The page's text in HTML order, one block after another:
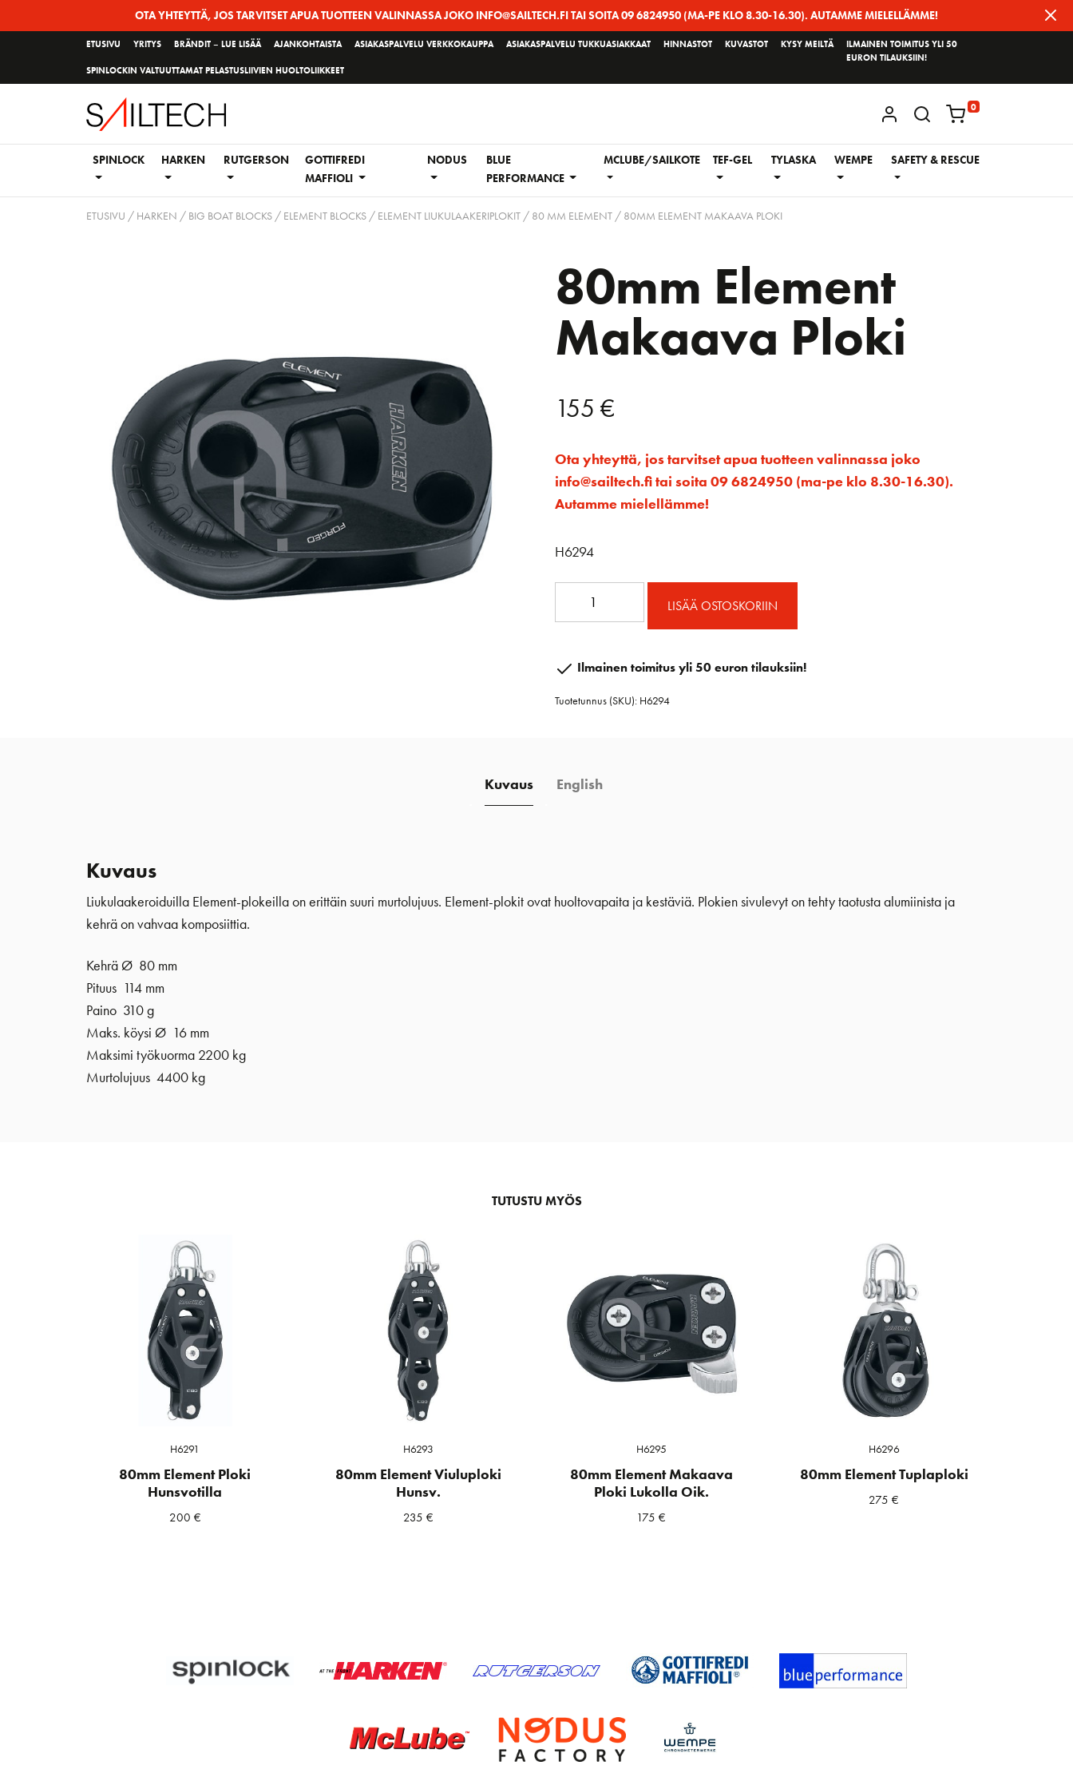
OTA YHTEYTTÄ, JOS TARVITSET APUA TUOTTEEN VALINNASSA JOKO INFO@SAILTECH.FI TAI SOITA 09 6824950 (MA-PE KLO 8.30-16.30). AUTAMME MIELELLÄMME!
ETUSIVU YRITYS BRÄNDIT – LUE LISÄÄ AJANKOHTAISTA ASIAKASPALVELU VERKKOKAUPPA ASIAKASPALVELU TUKKUASIAKKAAT HINNASTOT KUVASTOT KYSY MEILTÄ
SPINLOCKIN VALTUUTTAMAT PELASTUSLIIVIEN HUOLTOLIIKKEET
ILMAINEN TOIMITUS YLI 50
EURON TILAUKSIIN!
KIRJAUDU / REKISTERÖIDY
0
SPINLOCK HARKEN RUTGERSON
GOTTIFREDI
MAFFIOLI
NODUS
BLUE
PERFORMANCE
MCLUBE/SAILKOTE TEF-GEL TYLASKA WEMPE SAFETY & RESCUE
ETUSIVU / HARKEN / BIG BOAT BLOCKS/ ELEMENT BLOCKS / ELEMENT LIUKULAAKERIPLOKIT/ 80 MM ELEMENT/ 80MM ELEMENT MAKAAVA PLOKI
80mm Element
Makaava Ploki
155 €
Ota yhteyttä, jos tarvitset apua tuotteen valinnassa joko
info@sailtech.fi tai soita 09 6824950 (ma-pe klo 8.30-16.30).
Autamme mielellämme!
H6294
Ploki
LISÄÄ OSTOSKORIIN
Ilmainen toimitus yli 50 euron tilauksiin!
Tuotetunnus (SKU): H6294
Kuvaus English
Kuvaus
Liukulaakeroiduilla Element-plokeilla on erittäin suuri murtolujuus. Element-plokit ovat huoltovapaita ja kestäviä. Plokien sivulevyt on tehty taotusta alumiinista ja
kehrä on vahvaa komposiittia.
Kehrä Ø 80 mm
Pituus 114 mm
Paino 310 g
Maks. köysi Ø 16 mm
Maksimi työkuorma 2200 kg
Murtolujuus 4400 kg
TUTUSTU MYÖS
H6291
80mm Element Ploki
Hunsvotilla
200 €
H6293
80mm Element Viuluploki
Hunsv.
235 €
H6295
80mm Element Makaava
Ploki Lukolla Oik.
175€
H6296
80mm Element Tuplaploki
275€